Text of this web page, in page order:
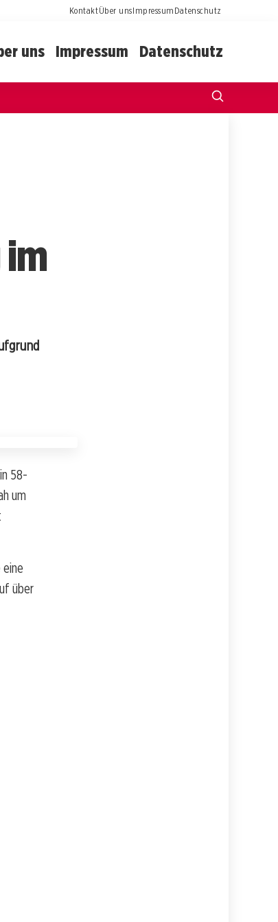
KontaktÜber unsImpressumDatenschutz
uns Impressum Datenschutz
58-
um
über